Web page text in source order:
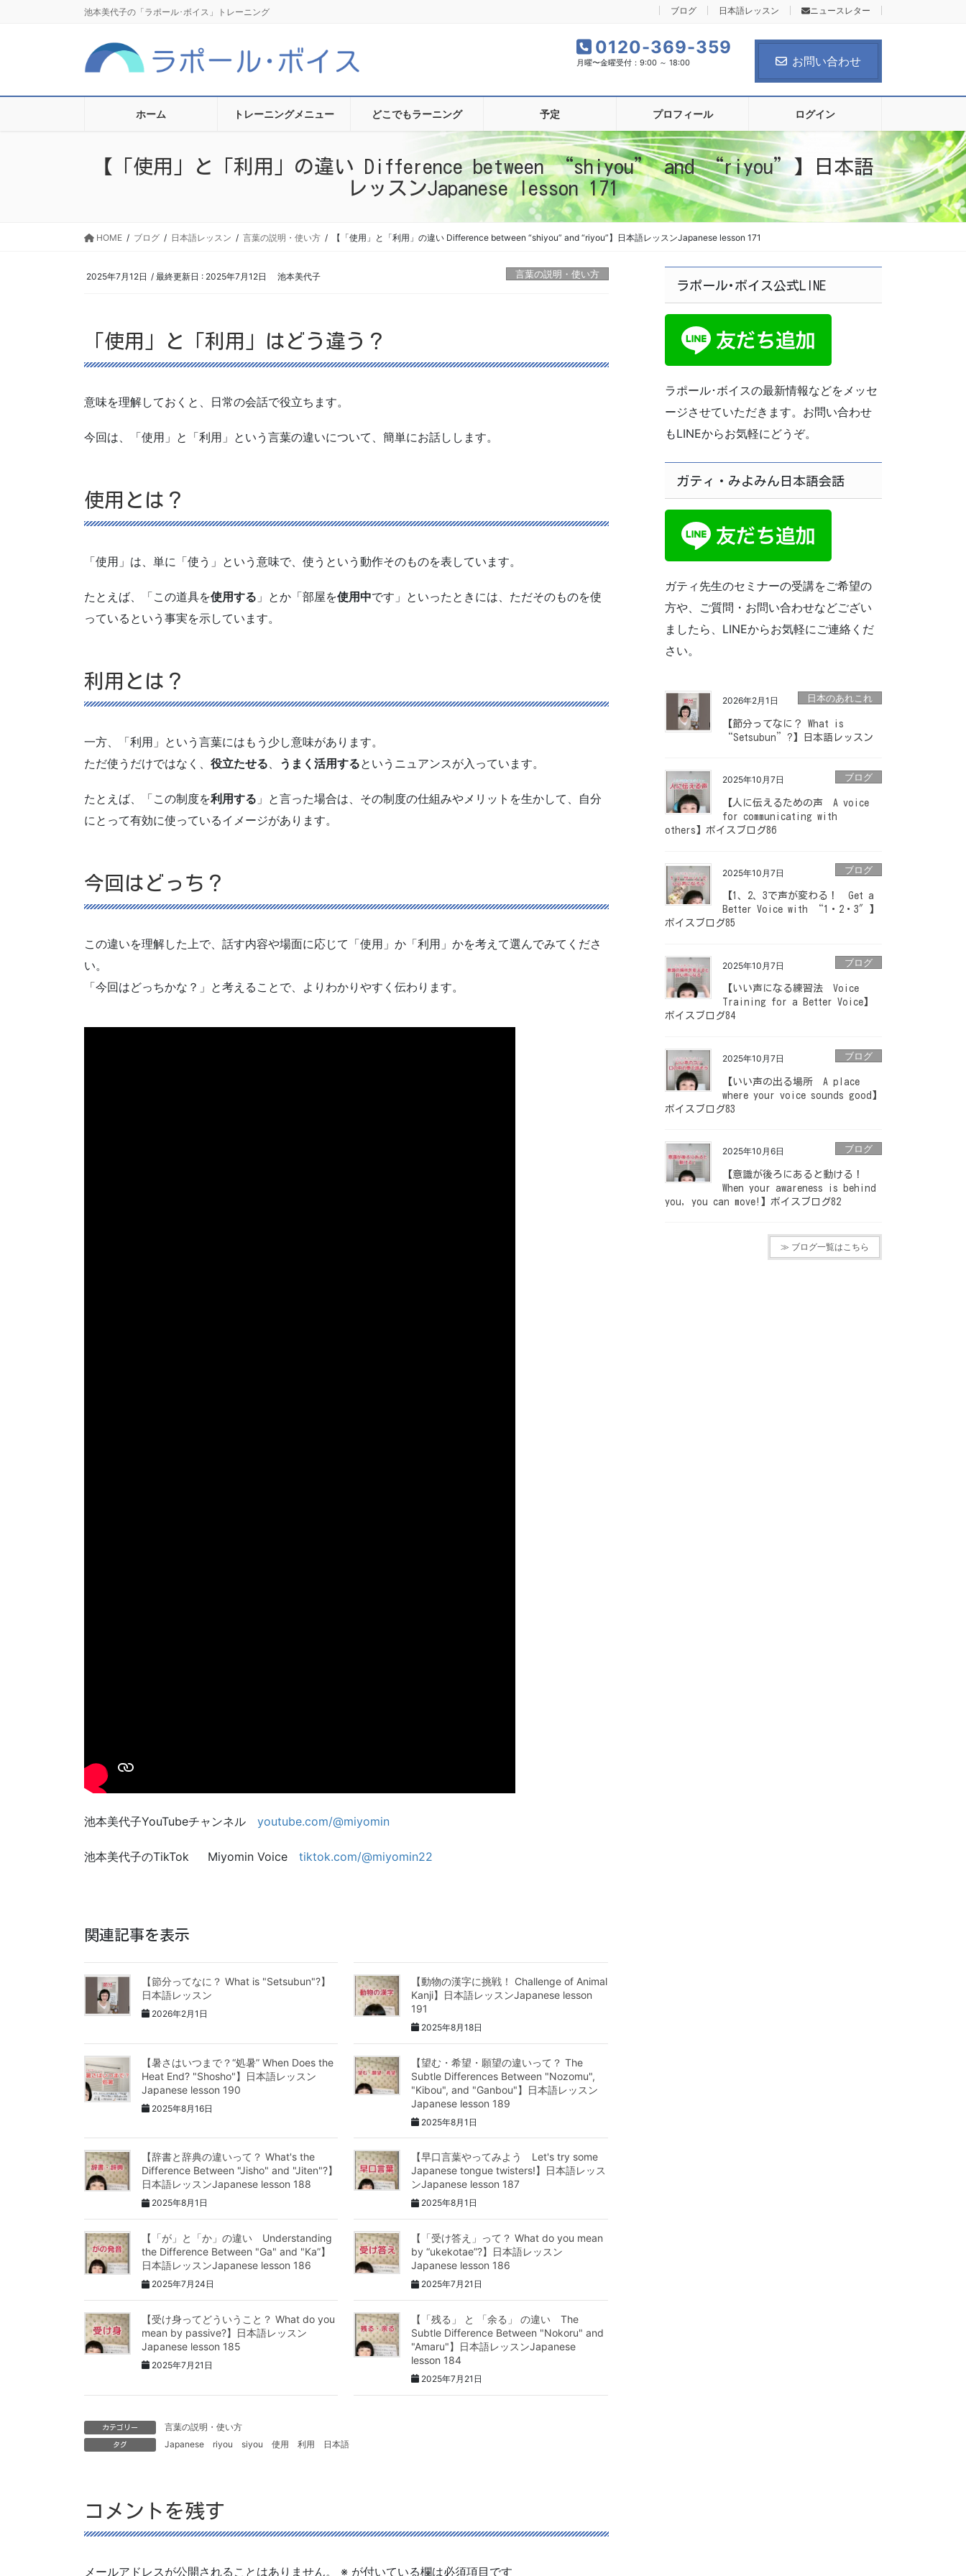
に
ョ
池本美代子の「ラポール･ボイス」トレーニング ブログ 日本語レッスン ニュースレター
0120-369-359
月曜〜金曜受付：9:00 ～ 18:00 お問い合わせ
ホーム トレーニングメニュー どこでもラーニング 予定 プロフィール ログイン
【「使用」と「利用」の違い Difference between “shiyou” and “riyou”】日本語
レッスンJapanese lesson 171
HOME ブログ 日本語レッスン 言葉の説明・使い方 【「使用」と「利用」の違い Difference between “shiyou” and “riyou”】日本語レッスンJapanese lesson 171
2025年7月12日 / 最終更新日 : 2025年7月12日 池本美代子 言葉の説明・使い方
「使用」と「利用」はどう違う？
意味を理解しておくと、日常の会話で役立ちます。
今回は、「使用」と「利用」という言葉の違いについて、簡単にお話しします。
使用とは？
「使用」は、単に「使う」という意味で、使うという動作そのものを表しています。
たとえば、「この道具を使用する 」とか「部屋を使用中です」といったときには、ただそのものを使
っているという事実を示しています。
利用とは？
一方、「利用」という言葉にはもう少し意味があります。
ただ使うだけではなく、 役立たせる うまく活用するというニュアンスが入っています。
たとえば、「この制度を利用する 」と言った場合は、その制度の仕組みやメリットを生かして、自分
にとって有効に使っているイメージがあります。
今回はどっち？
この違いを理解した上で、話す内容や場面に応じて「使用」か「利用」かを考えて選んでみてくださ
い。
「今回はどっちかな？」と考えることで、よりわかりやすく伝わります。
池本美代子YouTubeチャンネル youtube.com/@miyomin
池本美代子のTikTok Miyomin Voice tiktok.com/@miyomin22
関連記事を表示
【節分ってなに？ What is "Setsubun"?】
日本語レッスン
2026年2月1日
【動物の漢字に挑戦！ Challenge of Animal
Kanji】日本語レッスンJapanese lesson
191
2025年8月18日
【暑さはいつまで？“処暑” When Does the
Heat End? "Shosho"】日本語レッスン
Japanese lesson 190
2025年8月16日
【望む・希望・願望の違いって？ The
Subtle Differences Between "Nozomu",
"Kibou", and "Ganbou"】日本語レッスン
Japanese lesson 189
2025年8月1日
【辞書と辞典の違いって？ What's the
Difference Between "Jisho" and "Jiten"?】
日本語レッスンJapanese lesson 188
2025年8月1日
【早口言葉やってみよう Let's try some
Japanese tongue twisters!】日本語レッス
ンJapanese lesson 187
2025年8月1日
【「が」と「か」の違い Understanding
the Difference Between "Ga" and "Ka”】
日本語レッスンJapanese lesson 186
2025年7月24日
【「受け答え」って？ What do you mean
by “ukekotae”?】日本語レッスン
Japanese lesson 186
2025年7月21日
【受け身ってどういうこと？ What do you
mean by passive?】日本語レッスン
Japanese lesson 185
2025年7月21日
【「残る」 と 「余る」 の違い The
Subtle Difference Between "Nokoru" and
"Amaru"】日本語レッスンJapanese
lesson 184
2025年7月21日
カテゴリー 言葉の説明・使い方
タグ Japanese riyou siyou 使用 利用 日本語
コメントを残す
メールアドレスが公開されることはありません。 ※ が付いている欄は必須項目です
ラポール･ボイス公式LINE
ラポール･ボイスの最新情報などをメッセ
ージさせていただきます。お問い合わせ
もLINEからお気軽にどうぞ。
ガティ・みよみん日本語会話
ガティ先生のセミナーの受講をご希望の
方や、ご質問・お問い合わせなどござい
ましたら、LINEからお気軽にご連絡くだ
さい。
2026年2月1日 日本のあれこれ
【節分ってなに？ What is
“Setsubun”?】日本語レッスン
2025年10月7日 ブログ
【人に伝えるための声 A voice
for communicating with
others】ボイスブログ86
2025年10月7日 ブログ
【1、2、3で声が変わる！ Get a
Better Voice with “1・2・3″】
ボイスブログ85
2025年10月7日 ブログ
【いい声になる練習法 Voice
Training for a Better Voice】
ボイスブログ84
2025年10月7日 ブログ
【いい声の出る場所 A place
where your voice sounds good】
ボイスブログ83
2025年10月6日 ブログ
【意識が後ろにあると動ける！
When your awareness is behind
you, you can move!】ボイスブログ82
≫ ブログ一覧はこちら